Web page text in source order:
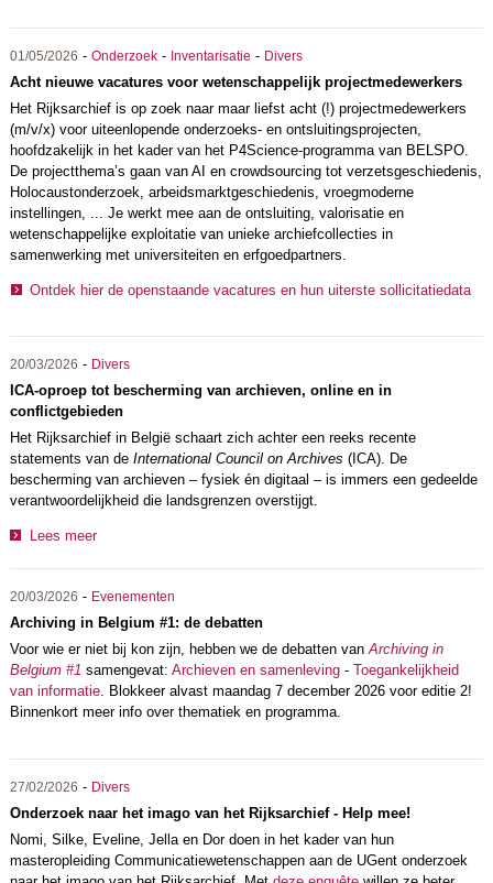
01/05/2026 - Onderzoek- Inventarisatie - Divers
Acht nieuwe vacatures voor wetenschappelijk projectmedewerkers
Het Rijksarchief is op zoek naar maar liefst acht (!) projectmedewerkers
(m/v/x) voor uiteenlopende onderzoeks- en ontsluitingsprojecten,
hoofdzakelijk in het kader van het P4Science-programma van BELSPO.
De projectthema’s gaan van AI en crowdsourcing tot verzetsgeschiedenis,
Holocaustonderzoek, arbeidsmarktgeschiedenis, vroegmoderne
instellingen, ... Je werkt mee aan de ontsluiting, valorisatie en
wetenschappelijke exploitatie van unieke archiefcollecties in
samenwerking met universiteiten en erfgoedpartners.
Ontdek hier de openstaande vacatures en hun uiterste sollicitatiedata
20/03/2026 - Divers
ICA-oproep tot bescherming van archieven, online en in
conflictgebieden
Het Rijksarchief in België schaart zich achter een reeks recente
statements van de International Council on Archives (ICA). De
bescherming van archieven – fysiek én digitaal – is immers een gedeelde
verantwoordelijkheid die landsgrenzen overstijgt.
Lees meer
20/03/2026 - Evenementen
Archiving in Belgium #1: de debatten
Voor wie er niet bij kon zijn, hebben we de debatten vanArchiving in
Belgium #1 samengevat: Archieven en samenleving- Toegankelijkheid
van informatie. Blokkeer alvast maandag 7 december 2026 voor editie 2!
Binnenkort meer info over thematiek en programma.
27/02/2026 - Divers
Onderzoek naar het imago van het Rijksarchief - Help mee!
Nomi, Silke, Eveline, Jella en Dor doen in het kader van hun
masteropleiding Communicatiewetenschappen aan de UGent onderzoek